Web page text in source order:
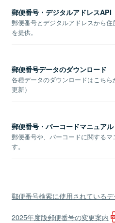
郵便番号・デジタルアドレスAPI
郵便番号とデジタルアドレスから
を提供。
郵便番号データのダウンロード
各種データのダウンロードはこちら
更新）
郵便番号・バーコードマニュアル
郵便番号や、バーコードに関するマ
す。
郵便番号検索に使用されている
2025年度版郵便番号の変更案内